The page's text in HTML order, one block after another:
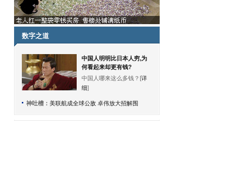
数字之道
中国人明明比日本人穷,为
何看起来却更有钱?
中国人哪来这么多钱？[详
细]
神吐槽： 美联航成全球公敌 卓伟放大招解围